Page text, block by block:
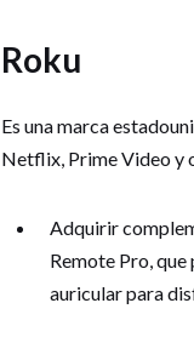
Roku
Es una marca
Netflix, Prime Video y
Adquirir
Remote Pro,
auricular para